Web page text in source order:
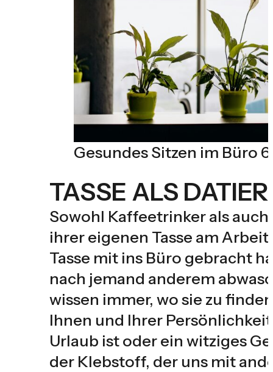
Gesundes Sitzen im Büro 6
TASSE ALS
Sowohl Kaffeetrinker als
ihrer eigenen Tasse am
Tasse mit ins Büro gebracht
nach jemand anderem
wissen immer, wo sie zu
Ihnen und Ihrer
Urlaub ist oder ein witziges
der Klebstoff, der uns mit